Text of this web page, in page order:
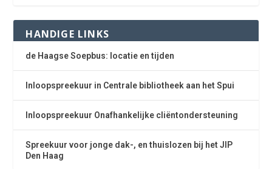
HANDIGE LINKS
de Haagse Soepbus: locatie en tijden
Inloopspreekuur in Centrale bibliotheek aan het Spui
Inloopspreekuur Onafhankelijke cliëntondersteuning
Spreekuur voor jonge dak-, en thuislozen bij het JIP
Den Haag